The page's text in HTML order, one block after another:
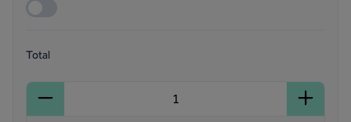
Total